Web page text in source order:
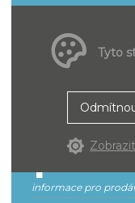
Jak se účastnit
Smluvní
Pro
informace pro
Tyto